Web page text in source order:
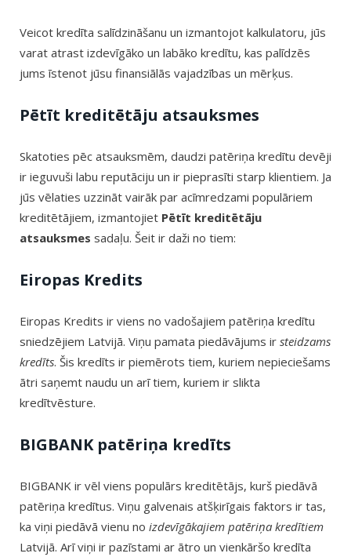
Veicot kredīta salīdzināšanu un izmantojot kalkulatoru, jūs
varat atrast izdevīgāko un labāko kredītu, kas palīdzēs
jums īstenot jūsu finansiālās vajadzības un mērķus.
Pētīt kreditētāju atsauksmes
Skatoties pēc atsauksmēm, daudzi patēriņa kredītu devēji
ir ieguvuši labu reputāciju un ir pieprasīti starp klientiem. Ja
jūs vēlaties uzzināt vairāk par acīmredzami populāriem
kreditētājiem, izmantojiet Pētīt kreditētāju
atsauksmes sadaļu. Šeit ir daži no tiem:
Eiropas Kredits
Eiropas Kredits ir viens no vadošajiem patēriņa kredītu
sniedzējiem Latvijā. Viņu pamata piedāvājums ir steidzams
kredīts. Šis kredīts ir piemērots tiem, kuriem nepieciešams
ātri saņemt naudu un arī tiem, kuriem ir slikta
kredītvēsture.
BIGBANK patēriņa kredīts
BIGBANK ir vēl viens populārs kreditētājs, kurš piedāvā
patēriņa kredītus. Viņu galvenais atšķirīgais faktors ir tas,
ka viņi piedāvā vienu no izdevīgākajiem patēriņa kredītiem
Latvijā. Arī viņi ir pazīstami ar ātro un vienkāršo kredīta